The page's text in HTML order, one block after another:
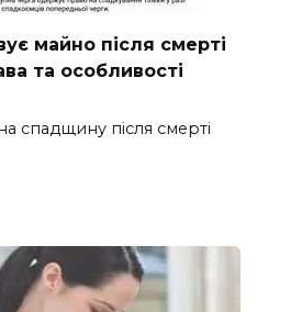
майно після смерті
та особливості
спадщину після смерті